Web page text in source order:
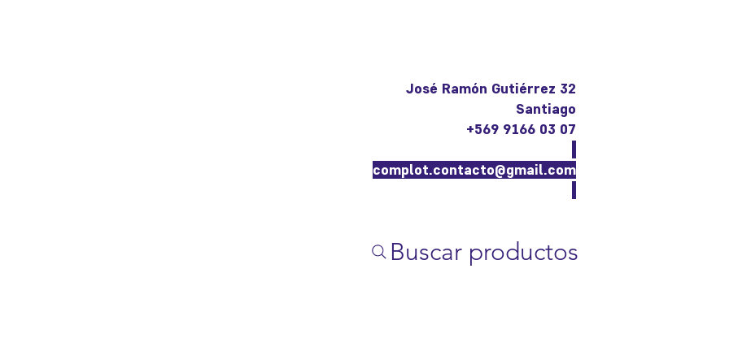
José Ramón Gutiérrez 32
Santiago
+569 9166 03 07
complot.contacto@gmail.com
Buscar productos